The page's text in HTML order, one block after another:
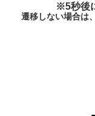
※5秒後
遷移しない場合は